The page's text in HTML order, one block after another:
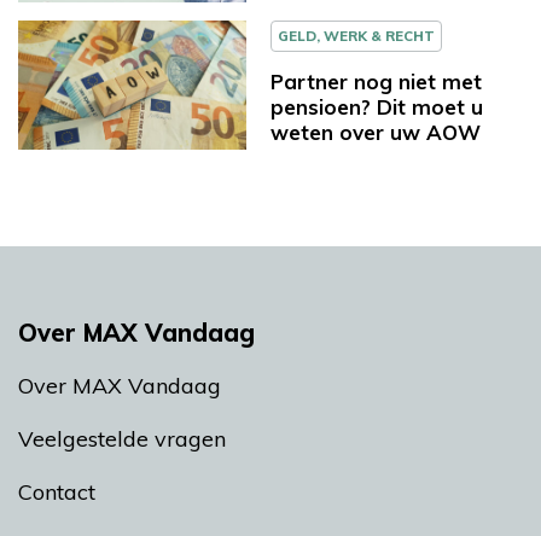
GELD, WERK & RECHT
Partner nog niet met
pensioen? Dit moet u
weten over uw AOW
Over MAX Vandaag
Over MAX Vandaag
Veelgestelde vragen
Contact